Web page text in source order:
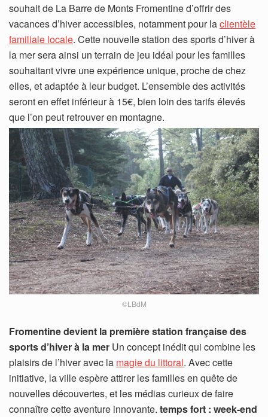
souhait de La Barre de Monts Fromentine d’offrir des
vacances d’hiver accessibles, notamment pour laclientèle
familiale locale. Cette nouvelle station des sports d’hiver à
la mer sera ainsi un terrain de jeu idéal pour les familles
souhaitant vivre une expérience unique, proche de chez
elles, et adaptée à leur budget. L’ensemble des activités
seront en effet inférieur à 15€, bien loin des tarifs élevés
que l’on peut retrouver en montagne.
©LBdM
Fromentine devient la première station française des
sports d’hiver à la mer Un concept inédit qui combine les
plaisirs de l’hiver avec la magie du littoral. Avec cette
initiative, la ville espère attirer les familles en quête de
nouvelles découvertes, et les médias curieux de faire
connaître cette aventure innovante. temps fort : week-end